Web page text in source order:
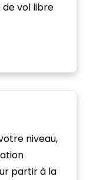
de vol libre
niveau,
partir à la